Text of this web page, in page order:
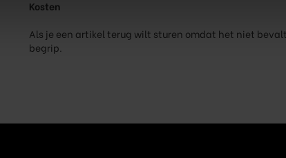
Kosten
Als je een artikel terug wilt sturen omdat het niet
begrip.